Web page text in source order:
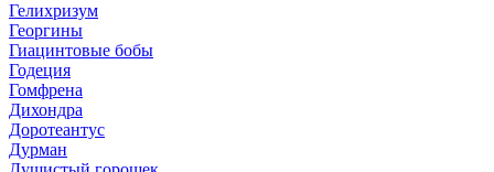
Гелихризум
Георгины
Гиацинтовые бобы
Годеция
Гомфрена
Дихондра
Доротеантус
Дурман